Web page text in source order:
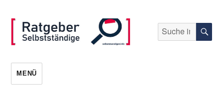
selbststaendigen.info
Suche
nach:
MENÜ